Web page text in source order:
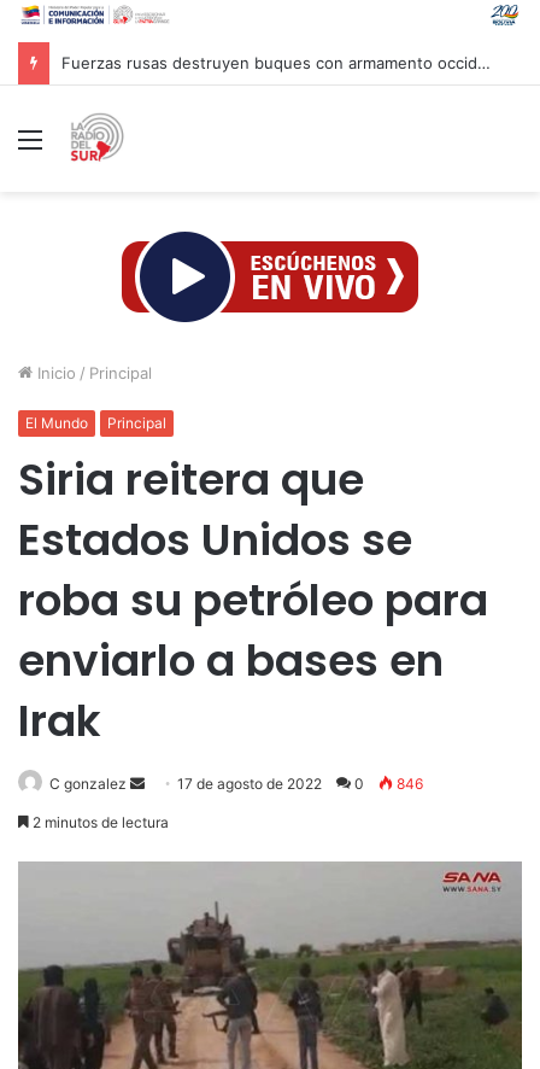
Fuerzas rusas destruyen buques con armamento occidental en el mar Negro
Menú
Inicio / Principal
El Mundo Principal
Siria reitera que
Estados Unidos se
roba su petróleo para
enviarlo a bases en
Irak
C gonzalez
Send17 de agosto de 2022 0 846
2 minutos de lectura